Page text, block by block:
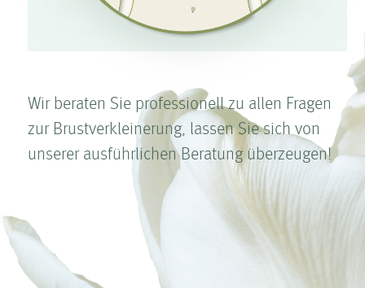
Wir beraten Sie professionell zu allen Fragen
zur Brust­ver­kleinerung, lassen Sie sich von
unserer ausführlichen Beratung überzeugen!